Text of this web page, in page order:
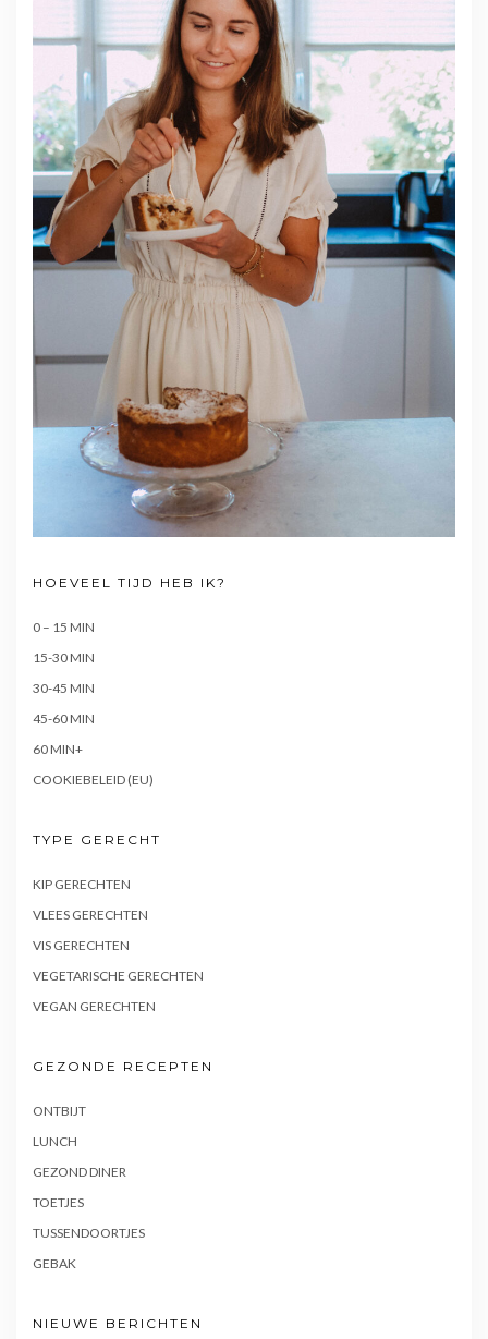
HOEVEEL TIJD HEB IK?
0 – 15 MIN
15-30 MIN
30-45 MIN
45-60 MIN
60 MIN+
COOKIEBELEID (EU)
TYPE GERECHT
KIP GERECHTEN
VLEES GERECHTEN
VIS GERECHTEN
VEGETARISCHE GERECHTEN
VEGAN GERECHTEN
GEZONDE RECEPTEN
ONTBIJT
LUNCH
GEZOND DINER
TOETJES
TUSSENDOORTJES
GEBAK
NIEUWE BERICHTEN